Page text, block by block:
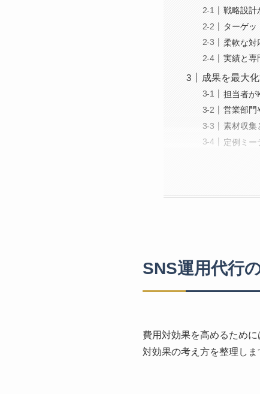
戦略設計
ターゲッ
柔軟な対
実績と専
成果を最大
担当者が
営業部門
素材収集
定例ミー
SNS運用代行
費用対効果を高めるため
対効果の考え方を整理しま